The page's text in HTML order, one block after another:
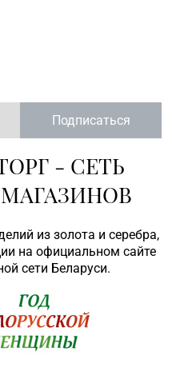
Подписаться
- СЕТЬ
из золота и серебра,
на официальном сайте
сети Беларуси.